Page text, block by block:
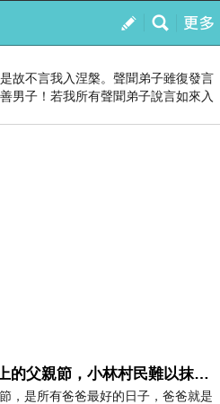
我的
故不言我入涅槃。聲聞弟子雖復發言
男子！若我所有聲聞弟子說言如來入
八八風災上的父親節，小林村民難以抹滅的痛
，是所有爸爸最好的日子，爸爸就是